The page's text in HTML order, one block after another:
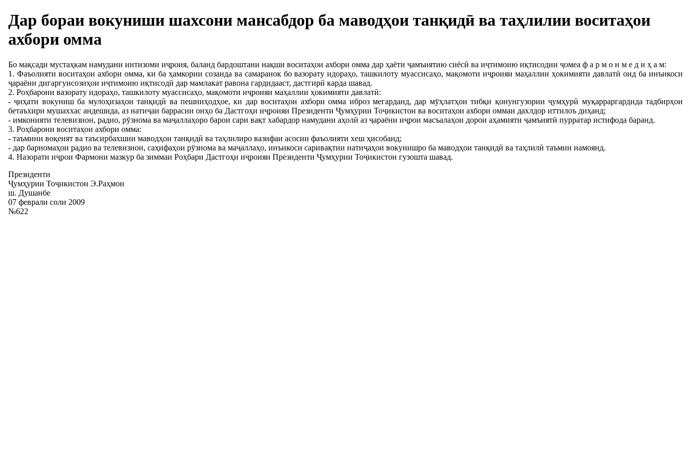
Дар бораи вокуниши шахсони мансабдор ба маводҳои танқидӣ ва таҳлилии воситаҳои
ахбори омма
Бо мақсади мустаҳкам намудани интизоми иҷроия, баланд бардоштани нақши воситаҳои ахбори омма дар ҳаёти ҷамъиятию сиёсӣ ва иҷтимоию иқтисодии ҷомеа ф а р м о н м е д и ҳ а м:
1. Фаъолияти воситаҳои ахбори омма, ки ба ҳамкории созанда ва самаранок бо вазорату идораҳо, ташкилоту муассисаҳо, мақомоти иҷроияи маҳаллии ҳокимияти давлатӣ оид ба инъикоси
ҷараёни дигаргунсозиҳои иҷтимоию иқтисодӣ дар мамлакат равона гардидааст, дастгирӣ карда шавад.
2. Роҳбарони вазорату идораҳо, ташкилоту муассисаҳо, мақомоти иҷроияи маҳаллии ҳокимияти давлатӣ:
- ҷиҳати вокуниш ба мулоҳизаҳои танқидӣ ва пешниҳодҳое, ки дар воситаҳои ахбори омма иброз мегарданд, дар мӯҳлатҳои тибқи қонунгузории ҷумҳурӣ муқарраргардида тадбирҳои
бетаъхири мушаххас андешида, аз натиҷаи баррасии онҳо ба Дастгоҳи иҷроияи Президенти Ҷумҳурии Тоҷикистон ва воситаҳои ахбори оммаи дахлдор иттилоъ диҳанд;
- имконияти телевизион, радио, рӯзнома ва маҷаллаҳоро барои сари вақт хабардор намудани аҳолӣ аз ҷараёни иҷрои масъалаҳои дорои аҳамияти ҷамъиятӣ пурратар истифода баранд.
3. Роҳбарони воситаҳои ахбори омма:
- таъмини воқеият ва таъсирбахшии маводҳои танқидӣ ва таҳлилиро вазифаи асосии фаъолияти хеш ҳисобанд;
- дар барномаҳои радио ва телевизион, саҳифаҳои рӯзнома ва маҷаллаҳо, инъикоси саривақтии натиҷаҳои вокунишро ба маводҳои танқидӣ ва таҳлилӣ таъмин намоянд.
4. Назорати иҷрои Фармони мазкур ба зиммаи Роҳбари Дастгоҳи иҷроияи Президенти Ҷумҳурии Тоҷикистон гузошта шавад.
Президенти
Ҷумҳурии Тоҷикистон Э.Раҳмон
ш. Душанбе
07 феврали соли 2009
№622